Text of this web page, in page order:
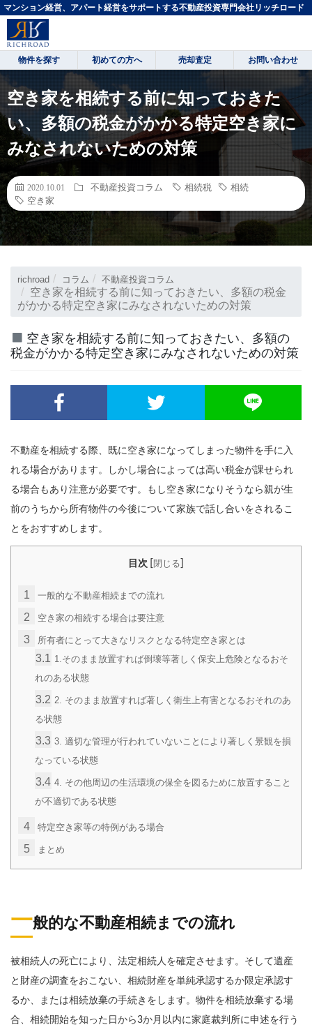
マンション経営、アパート経営をサポートする不動産投資専門会社リッチロード
物件を探す 初めての方へ 売却査定 お問い合わせ
空き家を相続する前に知っておきた
い、多額の税金がかかる特定空き家に
みなされないための対策
2020.10.01 不動産投資コラム 相続税
相続
空き家
richroad コラム 不動産投資コラム
空き家を相続する前に知っておきたい、多額の税金
がかかる特定空き家にみなされないための対策
空き家を相続する前に知っておきたい、多額の
税金がかかる特定空き家にみなされないための対策
不動産を相続する際、既に空き家になってしまった物件を手に入
れる場合があります。しかし場合によっては高い税金が課せられ
る場合もあり注意が必要です。もし空き家になりそうなら親が生
前のうちから所有物件の今後について家族で話し合いをされるこ
とをおすすめします。
目次 [閉じる]
1 一般的な不動産相続までの流れ
2 空き家の相続する場合は要注意
3 所有者にとって大きなリスクとなる特定空き家とは
3.1 1.そのまま放置すれば倒壊等著しく保安上危険となるおそ
れのある状態
3.2 2. そのまま放置すれば著しく衛生上有害となるおそれのあ
る状態
3.3 3. 適切な管理が行われていないことにより著しく景観を損
なっている状態
3.4 4. その他周辺の生活環境の保全を図るために放置すること
が不適切である状態
4 特定空き家等の特例がある場合
5 まとめ
一般的な不動産相続までの流れ
被相続人の死亡により、法定相続人を確定させます。そして遺産
と財産の調査をおこない、相続財産を単純承認するか限定承認す
るか、または相続放棄の手続きをします。物件を相続放棄する場
合、相続開始を知った日から3か月以内に家庭裁判所に申述を行う